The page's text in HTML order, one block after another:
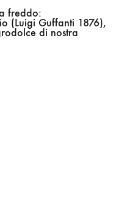
freddo:
(Luigi Guffanti 1876),
di nostra